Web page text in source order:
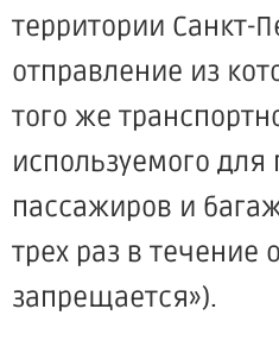
территории Санкт-
отправление из
того же
используемого для
пассажиров и
трех раз в течение
запрещается»).